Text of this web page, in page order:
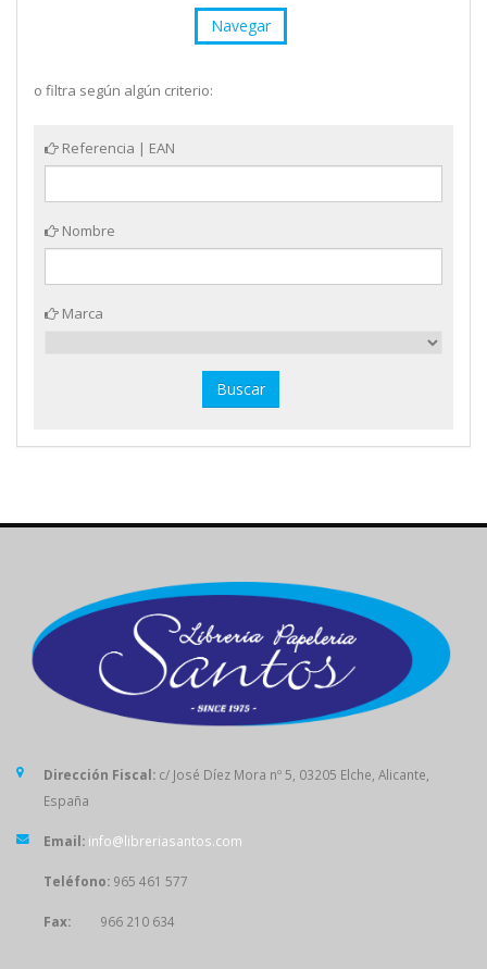
Navegar
o filtra según algún criterio:
Referencia | EAN
Nombre
Marca
Dirección Fiscal: c/ José Díez Mora nº 5, 03205 Elche, Alicante,
España
Email: info@libreriasantos.com
Teléfono: 965 461 577
Fax: 966 210 634